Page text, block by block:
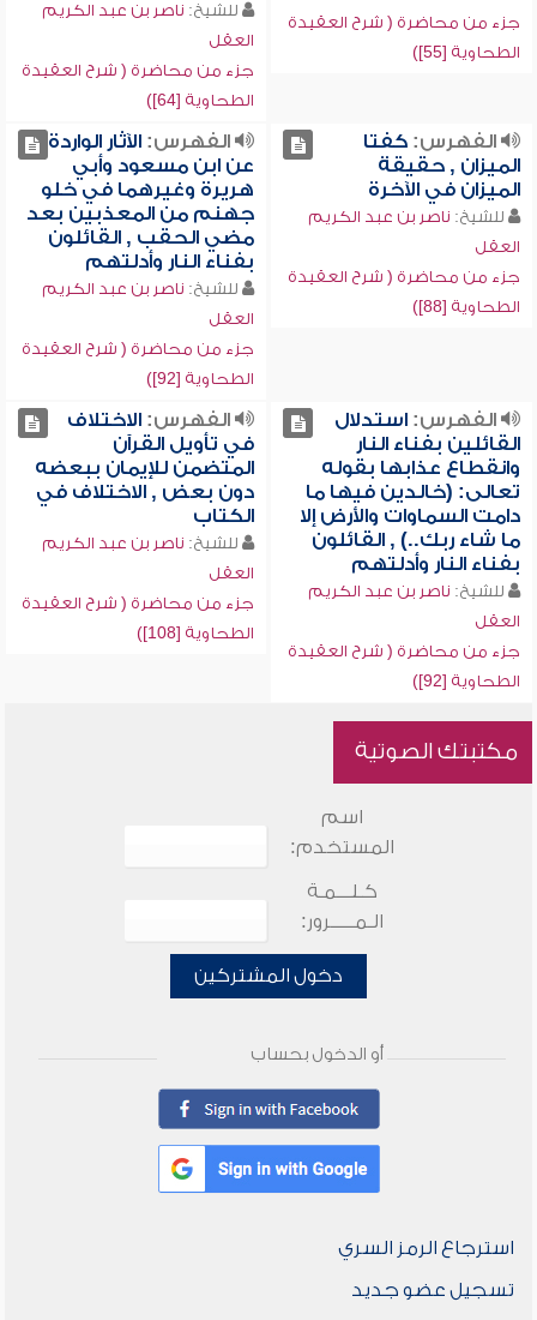
جزء من محاضرة ( شرح العقيدة
الطحاوية [55])
للشيخ: ناصر بن عبد الكريم
العقل
جزء من محاضرة ( شرح العقيدة
الطحاوية [64])
الفهرس:كفتا
الميزان , حقيقة
الميزان في الآخرة
للشيخ: ناصر بن عبد الكريم
العقل
جزء من محاضرة ( شرح العقيدة
الطحاوية [88])
الفهرس:الآثار الواردة
عن ابن مسعود وأبي
هريرة وغيرهما في خلو
جهنم من المعذبين بعد
مضي الحقب , القائلون
بفناء النار وأدلتهم
للشيخ: ناصر بن عبد الكريم
العقل
جزء من محاضرة ( شرح العقيدة
الطحاوية [92])
الفهرس:استدلال
القائلين بفناء النار
وانقطاع عذابها بقوله
تعالى: (خالدين فيها ما
دامت السماوات والأرض إلا
ما شاء ربك..) , القائلون
بفناء النار وأدلتهم
للشيخ: ناصر بن عبد الكريم
العقل
جزء من محاضرة ( شرح العقيدة
الطحاوية [92])
الفهرس:الاختلاف
في تأويل القرآن
المتضمن للإيمان ببعضه
دون بعض , الاختلاف في
الكتاب
للشيخ: ناصر بن عبد الكريم
العقل
جزء من محاضرة ( شرح العقيدة
الطحاوية [108])
مكتبتك الصوتية
اسم
المستخدم:
كـلـــمـة
الـمـــــرور:
دخول المشتركين
أو الدخول بحساب
استرجاع الرمز السري
تسجيل عضو جديد